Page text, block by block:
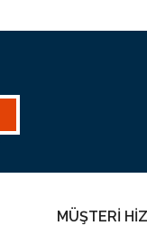
MÜŞTERİ